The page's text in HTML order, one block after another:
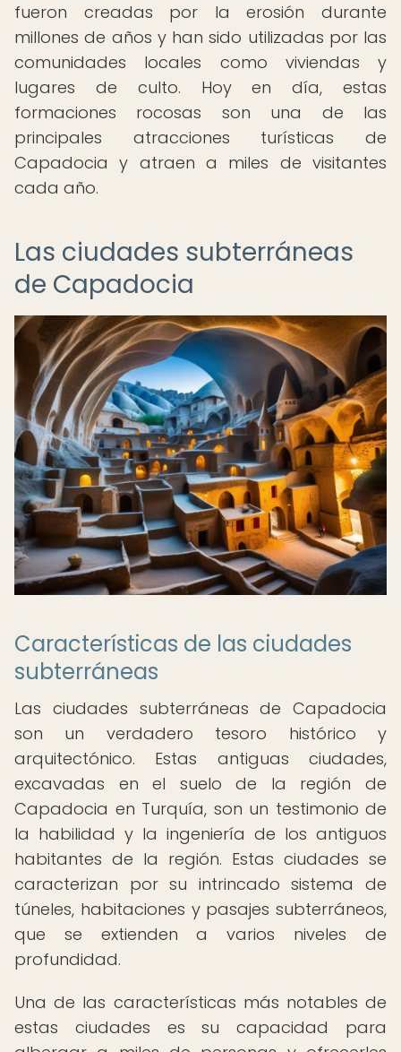
fueron creadas por la erosión durante
millones de años y han sido utilizadas por las
comunidades locales como viviendas y
lugares de culto. Hoy en día, estas
formaciones rocosas son una de las
principales atracciones turísticas de
Capadocia y atraen a miles de visitantes
cada año.
Las ciudades subterráneas
de Capadocia
Características de las ciudades
subterráneas
Las ciudades subterráneas de Capadocia
son un verdadero tesoro histórico y
arquitectónico. Estas antiguas ciudades,
excavadas en el suelo de la región de
Capadocia en Turquía, son un testimonio de
la habilidad y la ingeniería de los antiguos
habitantes de la región. Estas ciudades se
caracterizan por su intrincado sistema de
túneles, habitaciones y pasajes subterráneos,
que se extienden a varios niveles de
profundidad.
Una de las características más notables de
estas ciudades es su capacidad para